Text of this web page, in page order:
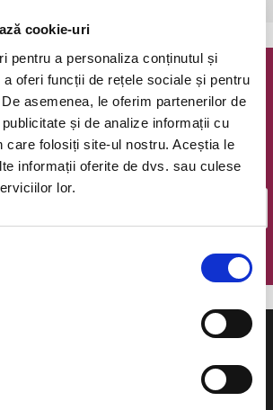
cookie-uri
pentru a personaliza conținutul și
a oferi funcții de rețele sociale și pentru
asemenea, le oferim partenerilor de
și de analize informații cu
care folosiți site-ul nostru. Aceștia le
informații oferite de dvs. sau culese
lor.
@ Bilete.ro
si o editie saptamanala cu cele mai noi
evenimente.